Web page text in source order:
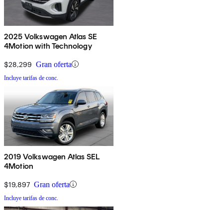
2025 Volkswagen Atlas SE
4Motion with Technology
$28,299 Gran oferta
Incluye tarifas de conc.
2019 Volkswagen Atlas SEL
4Motion
$19,897 Gran oferta
Incluye tarifas de conc.